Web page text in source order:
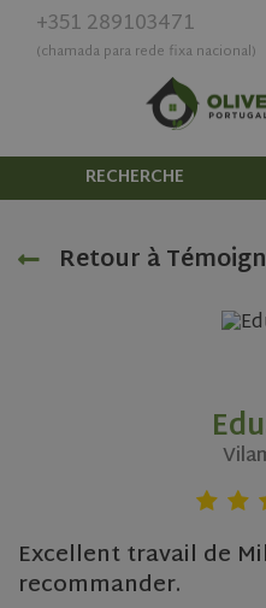
+351 289103471
(chamada para rede fixa nacional)
RECHERCHE
Retour à
Excellent travail de
recommander.